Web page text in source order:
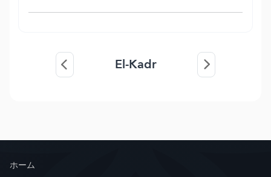
El-Kadr
ホーム